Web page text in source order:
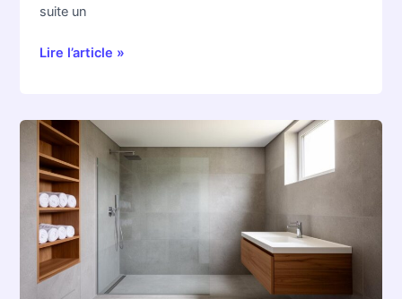
suite un
Lire l’article »
Comment
aménager
une
salle
de
bain
moderne
et